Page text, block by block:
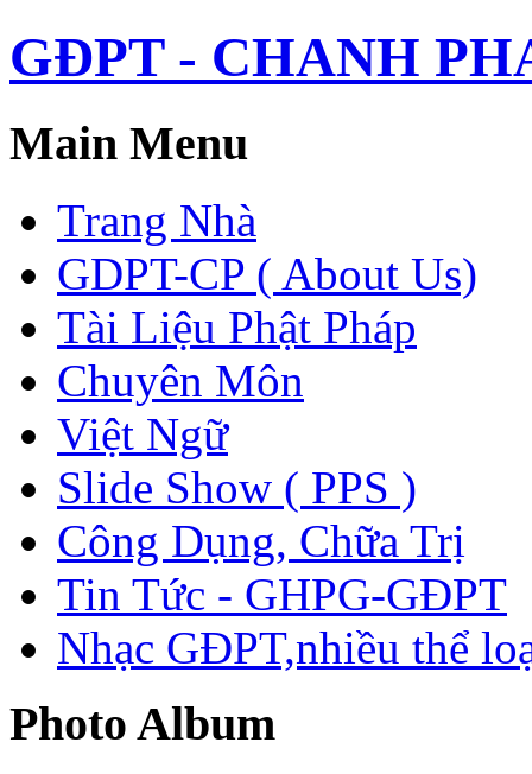
GĐPT - CHANH
Main Menu
Trang Nhà
GDPT-CP ( About Us)
Tài Liệu Phật Pháp
Chuyên Môn
Việt Ngữ
Slide Show ( PPS )
Công Dụng, Chữa Trị
Tin Tức - GHPG-GĐPT
Nhạc GĐPT,nhiều thể
Photo Album